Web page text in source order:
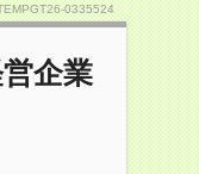
0335524
企業